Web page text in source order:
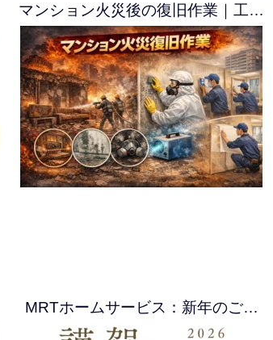
マンション火災後の復旧作業｜工…
MRTホームサービス：新年のご…